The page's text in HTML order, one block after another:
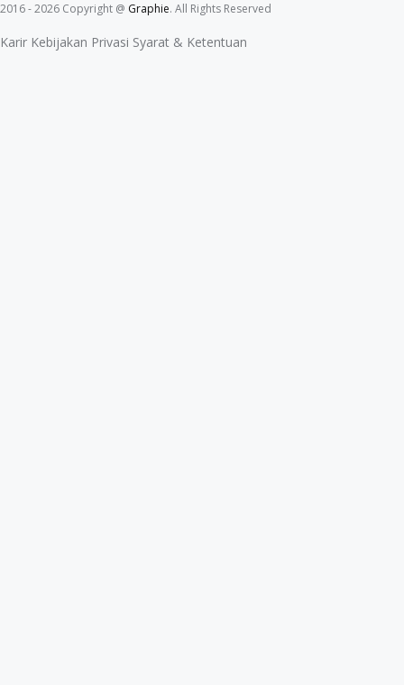
2016 - 2026 Copyright @ Graphie. All Rights Reserved
Karir Kebijakan Privasi Syarat & Ketentuan